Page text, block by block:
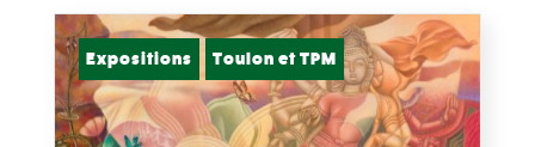
Expositions Toulon et TPM